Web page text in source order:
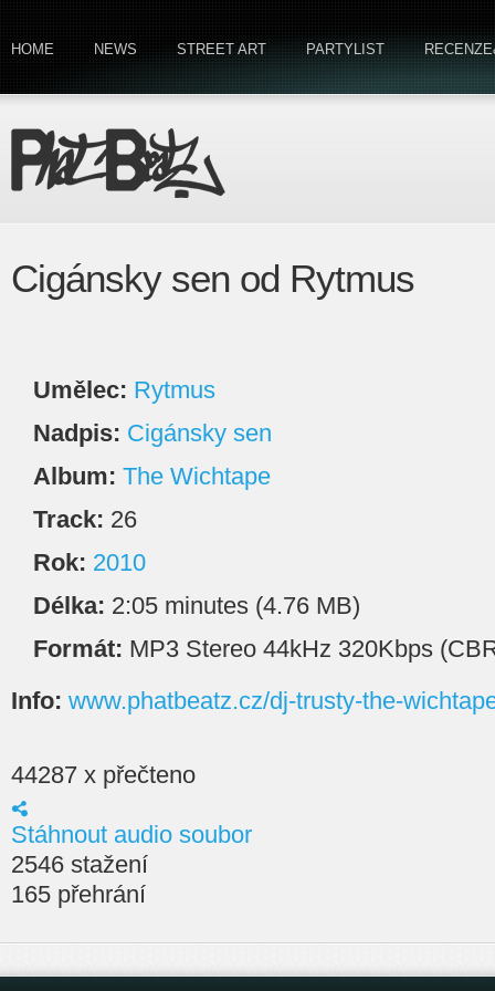
HOME NEWS STREET ART PARTYLIST
Cigánsky sen od Rytmus
Umělec: Rytmus
Nadpis: Cigánsky sen
Album: The Wichtape
Track: 26
Rok: 2010
Délka: 2:05 minutes (4.76 MB)
Formát: MP3 Stereo 44kHz 320Kbps
Info: www.phatbeatz.cz/dj-trusty-the-
44287 x přečteno
Stáhnout audio soubor
2546 stažení
165 přehrání